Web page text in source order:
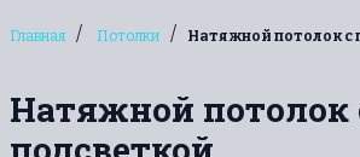
Главная / Потолки / Натяжной потолок с
Натяжной потолок